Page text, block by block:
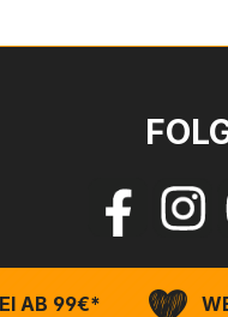
AB 99€*